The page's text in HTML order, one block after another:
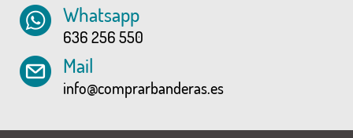
Whatsapp
636 256 550
Mail
info@comprarbanderas.es